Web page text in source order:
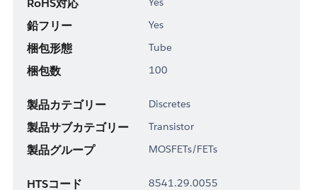
RoHS対応
鉛フリー Yes
梱包形態 Tube
梱包数 100
製品カテゴリー Discretes
製品サブカテゴリー Transistor
製品グループ MOSFETs/FETs
HTSコード 8541.29.0055